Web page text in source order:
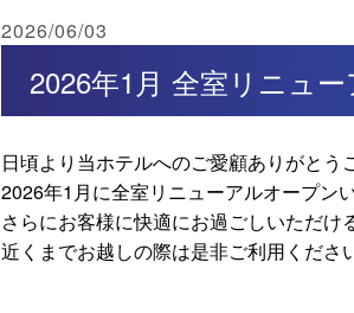
2026/06/03
2026年1月 全室リニュ
日頃より当ホテルへのご愛顧ありがとう
2026年1月に全室リニューアルオープン
さらにお客様に快適にお過ごしいただけ
近くまでお越しの際は是非ご利用くださ